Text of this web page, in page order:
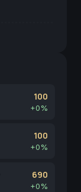
100
+0%
100
+0%
690
+0%